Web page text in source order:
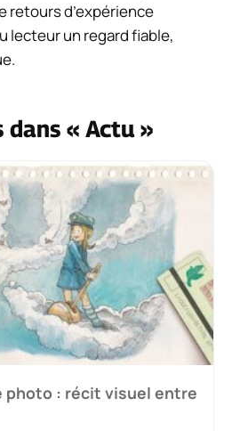
retours d’expérience
lecteur un regard fiable,
« Actu »
photo : récit visuel entre